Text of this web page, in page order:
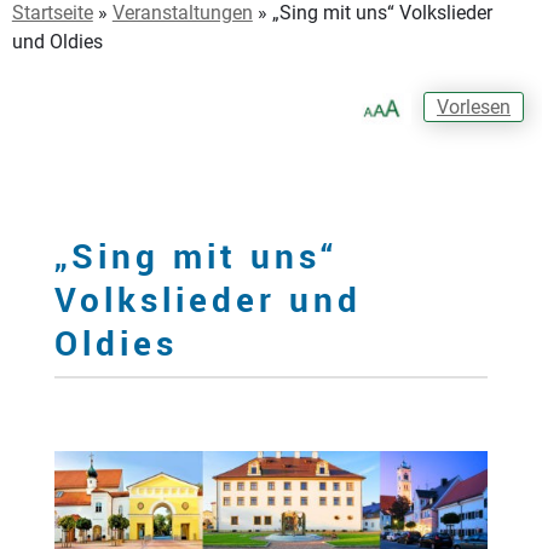
Startseite» Veranstaltungen » „Sing mit uns“ Volkslieder
und Oldies
Vorlesen
„Sing mit uns“
Volkslieder und
Oldies